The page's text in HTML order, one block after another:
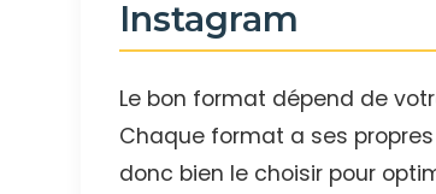
Instagram
Le bon format dépend de
Chaque format a ses
donc bien le choisir pour